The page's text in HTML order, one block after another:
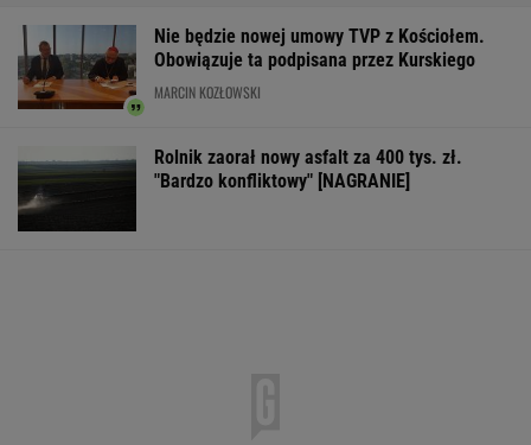
Nie będzie nowej umowy TVP z Kościołem.
Obowiązuje ta podpisana przez Kurskiego
MARCIN KOZŁOWSKI
Rolnik zaorał nowy asfalt za 400 tys. zł.
"Bardzo konfliktowy" [NAGRANIE]